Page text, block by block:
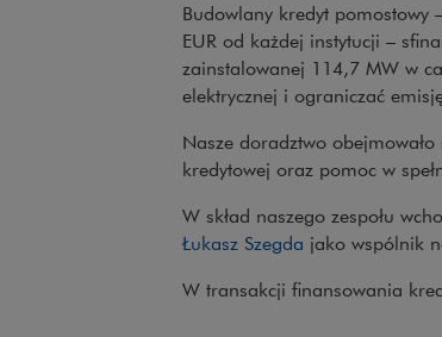
Budowlany kredyt pomostowy
EUR od każdej instytucji –
zainstalowanej 114,7 MW w
elektrycznej i ograniczać
Nasze doradztwo
kredytowej oraz pomoc w
W skład naszego zespołu
Łukasz Szegda jako wspólnik
W transakcji finansowania